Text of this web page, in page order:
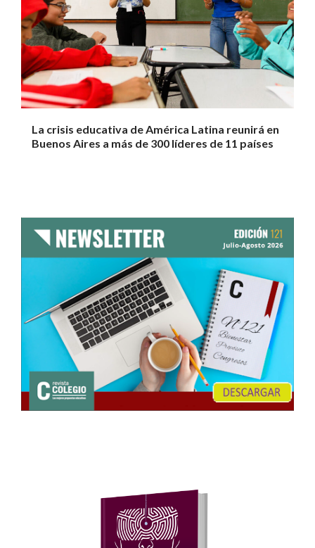
La crisis educativa de América Latina reunirá en
Buenos Aires a más de 300 líderes de 11 países